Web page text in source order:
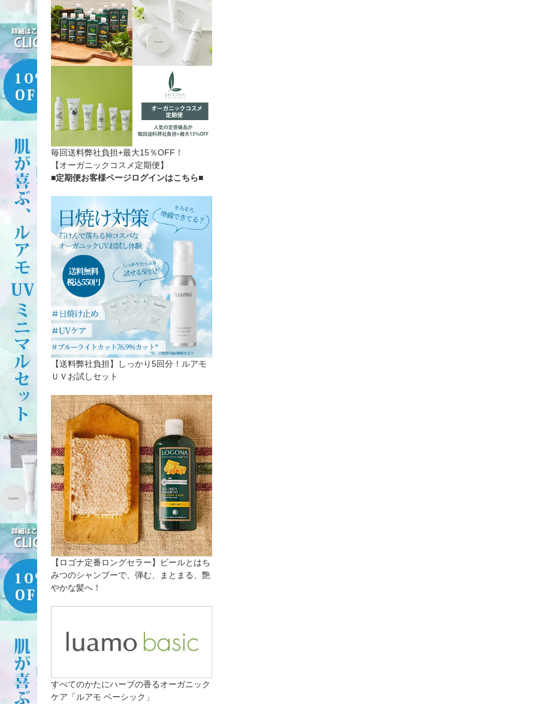
毎回送料弊社負担+最大15％OFF！
【オーガニックコスメ定期便】
■定期便お客様ページログインはこちら■
【送料弊社負担】しっかり5回分！ルアモ
ＵＶお試しセット
【ロゴナ定番ロングセラー】ビールとはち
みつのシャンプーで、弾む、まとまる、艶
やかな髪へ！
すべてのかたにハーブの香るオーガニック
ケア「ルアモ ベーシック」